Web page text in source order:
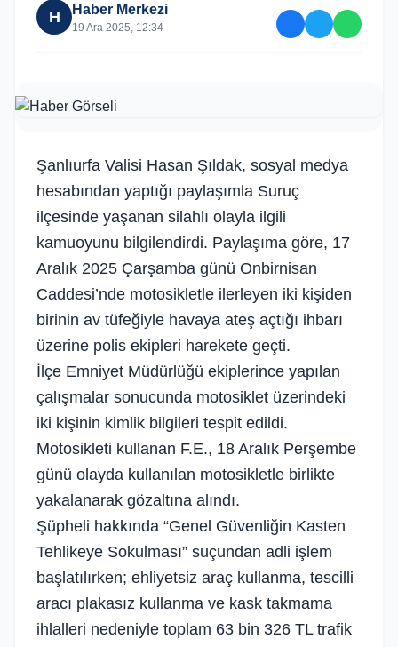
H Haber Merkezi
19 Ara 2025, 12:34
Şanlıurfa Valisi Hasan Şıldak, sosyal medya
hesabından yaptığı paylaşımla Suruç
ilçesinde yaşanan silahlı olayla ilgili
kamuoyunu bilgilendirdi. Paylaşıma göre, 17
Aralık 2025 Çarşamba günü Onbirnisan
Caddesi’nde motosikletle ilerleyen iki kişiden
birinin av tüfeğiyle havaya ateş açtığı ihbarı
üzerine polis ekipleri harekete geçti.
İlçe Emniyet Müdürlüğü ekiplerince yapılan
çalışmalar sonucunda motosiklet üzerindeki
iki kişinin kimlik bilgileri tespit edildi.
Motosikleti kullanan F.E., 18 Aralık Perşembe
günü olayda kullanılan motosikletle birlikte
yakalanarak gözaltına alındı.
Şüpheli hakkında “Genel Güvenliğin Kasten
Tehlikeye Sokulması” suçundan adli işlem
başlatılırken; ehliyetsiz araç kullanma, tescilli
aracı plakasız kullanma ve kask takmama
ihlalleri nedeniyle toplam 63 bin 326 TL trafik